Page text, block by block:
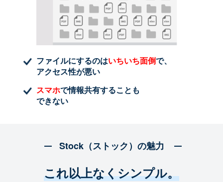
ファイルにするのはいちいち面倒で、
アクセス性が悪い
スマホで情報共有することも
できない
Stock（ストック）の魅力
これ以上なくシンプル。